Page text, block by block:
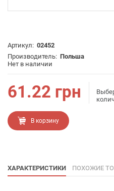
Артикул: 02452
Производитель: Польша
Нет в наличии
61.22 грн
В корзину
ХАРАКТЕРИСТИКИ ПОХОЖИЕ